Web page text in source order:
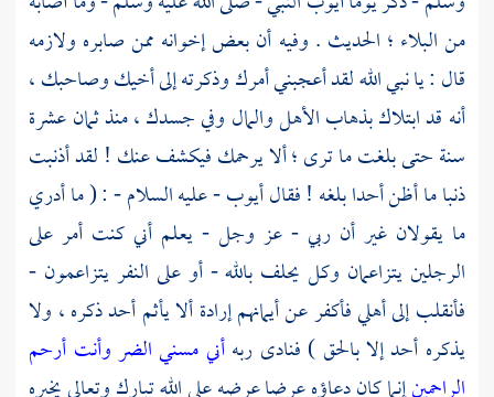
من البلاء ؛ الحديث . وفيه أن بعض إخوانه ممن صابره ولازمه
قال : يا نبي الله لقد أعجبني أمرك وذكرته إلى أخيك وصاحبك ،
أنه قد ابتلاك بذهاب الأهل والمال وفي جسدك ، منذ ثمان عشرة
سنة حتى بلغت ما ترى ؛ ألا يرحمك فيكشف عنك ! لقد أذنبت
ذنبا ما أظن أحدا بلغه ! فقالأيوب- عليه السلام - : ( ما أدري
ما يقولان غير أن ربي - عز وجل - يعلم أني كنت أمر على
الرجلين يتزاعمان وكل يحلف بالله - أو على النفر يتزاعمون -
فأنقلب إلى أهلي فأكفر عن أيمانهم إرادة ألا يأثم أحد ذكره ، ولا
يذكره أحد إلا بالحق ) فنادى ربهأني مسني الضر وأنت أرحم